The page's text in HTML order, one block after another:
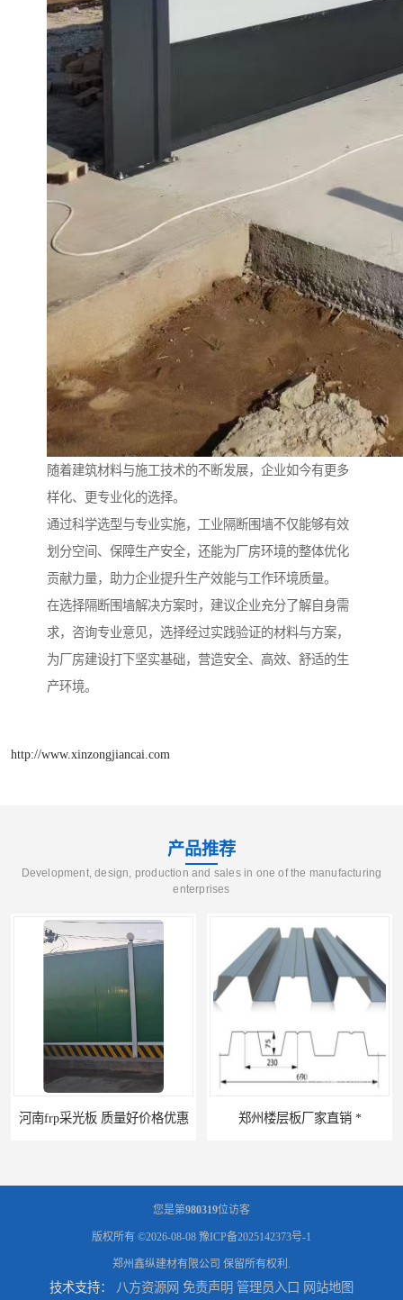
随着建筑材料与施工技术的不断发展，企业如今有更多
样化、更专业化的选择。
通过科学选型与专业实施，工业隔断围墙不仅能够有效
划分空间、保障生产安全，还能为厂房环境的整体优化
贡献力量，助力企业提升生产效能与工作环境质量。
在选择隔断围墙解决方案时，建议企业充分了解自身需
求，咨询专业意见，选择经过实践验证的材料与方案，
为厂房建设打下坚实基础，营造安全、高效、舒适的生
产环境。
http://www.xinzongjiancai.com
产品推荐
Development, design, production and sales in one of the manufacturing
enterprises
郑州楼层板厂家直销 *
您是第980319位访客
版权所有 ©2026-08-08 豫ICP备2025142373号-1
郑州鑫纵建材有限公司 保留所有权利.
技术支持： 八方资源网 免责声明 管理员入口 网站地图